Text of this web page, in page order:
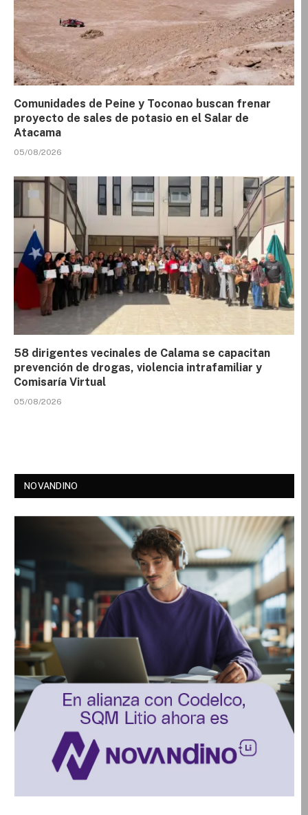
Comunidades de Peine y Toconao buscan frenar
proyecto de sales de potasio en el Salar de
Atacama
05/08/2026
58 dirigentes vecinales de Calama se capacitan
prevención de drogas, violencia intrafamiliar y
Comisaría Virtual
05/08/2026
NOVANDINO